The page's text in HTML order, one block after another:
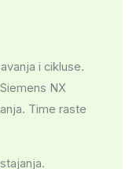
i cikluse.
NX
Time raste